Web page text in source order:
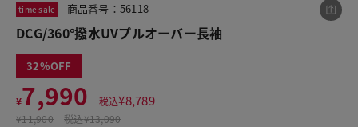
time sale 商品番号：56118
DCG/360°撥水UVプルオーバー長袖
32
¥7,990 税込¥8,789
¥11,900 税込¥13,090
DCG/360°撥水UVプルオーバー長袖
¥7,990 税込¥8,789